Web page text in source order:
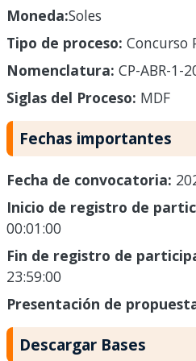
Moneda:Soles
Tipo de proceso: Concurso
Nomenclatura: CP-ABR-1-
Siglas del Proceso: MDF
Fechas importantes
Fecha de convocatoria:
Inicio de registro de
00:01:00
Fin de registro de
23:59:00
Presentación de
Descargar Bases